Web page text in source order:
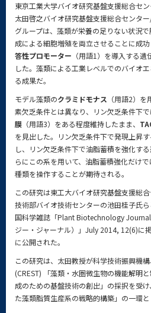
東京工業大学バイオ研究基盤支援総合セン
太田啓之バイオ研究基盤支援総合センタ
グループは、藻類が栄養の足りない状況
成による細胞増殖を両立させることに成
答性プロモーター （用語1）を導入する
した。藻類による工業レベルでのバイオ
る成果だ。
モデル藻類のクラミドモナス （用語2）
素欠乏条件とは異なり、リン欠乏条件下
膜 （用語3）をある程度維持したまま、
を見出した。リン欠乏条件下で発現上昇
し、リン欠乏条件下で油脂蓄積を強化す
らにこの系を用いて、油脂蓄積強化だけ
種類を操作することが期待される。
この研究は東工大バイオ研究基盤支援総
技術部バイオ技術センターの池田桂子氏
国科学雑誌「Plant Biotechnology
ジー・ジャーナル）」July 2014, 12(6)に
に公開された。
この研究は、太田教授が科学技術振興機
(CREST) 「藻類・水圏微生物の機能解明
成のための基盤技術の創出」の採択を受
た藻類脂質生産系の戦略的構築」の一環と